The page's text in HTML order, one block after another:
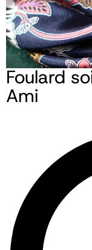
Foulard
Ami